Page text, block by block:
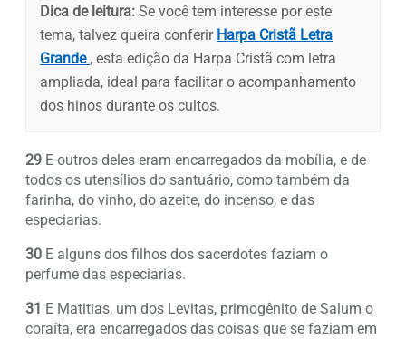
Dica de leitura: Se você tem interesse por este
tema, talvez queira conferir Harpa Cristã Letra
Grande , esta edição da Harpa Cristã com letra
ampliada, ideal para facilitar o acompanhamento
dos hinos durante os cultos.
29 E outros deles eram encarregados da mobília, e de
todos os utensílios do santuário, como também da
farinha, do vinho, do azeite, do incenso, e das
especiarias.
30 E alguns dos filhos dos sacerdotes faziam o
perfume das especiarias.
31 E Matitias, um dos Levitas, primogênito de Salum o
coraíta, era encarregados das coisas que se faziam em